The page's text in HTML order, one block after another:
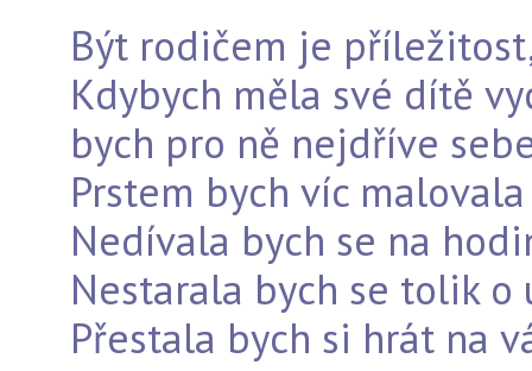
Být rodičem je
Kdybych měla své dítě
bych pro ně nejdříve
Prstem bych víc
Nedívala bych se na
Nestarala bych se tolik o
Přestala bych si hrát na